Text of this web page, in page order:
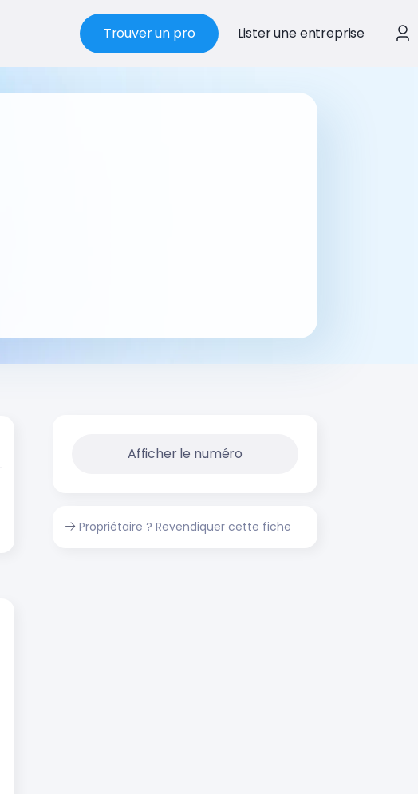
Trouver un pro Lister une entreprise
Afficher le numéro
Propriétaire ? Revendiquer cette fiche